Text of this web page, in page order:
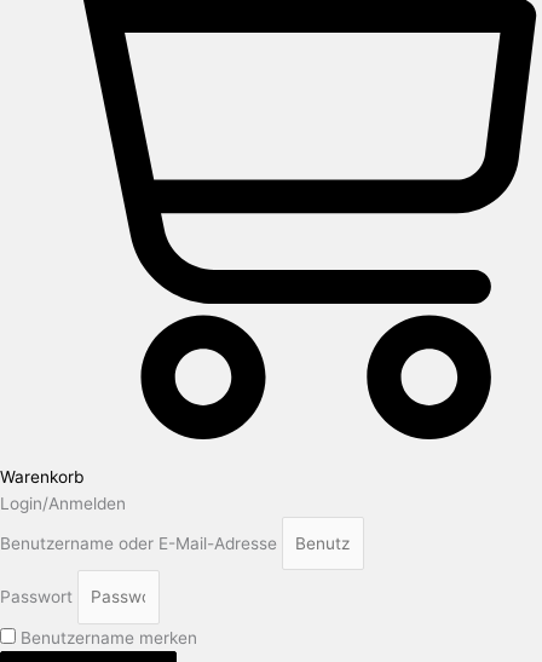
Warenkorb
Login/Anmelden
Benutzername oder E-Mail-Adresse
Passwort
Benutzername merken